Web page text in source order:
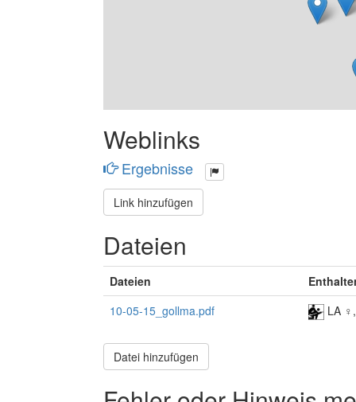
Weblinks
Ergebnisse
Link hinzufügen
Dateien
Dateien
10-05-15_gollma.pdf
LA
Datei hinzufügen